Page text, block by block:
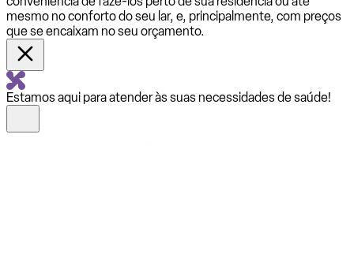
mesmo no conforto do seu lar, e, principalmente, com preços
que se encaixam no seu orçamento.
Estamos aqui para atender às suas necessidades de saúde!